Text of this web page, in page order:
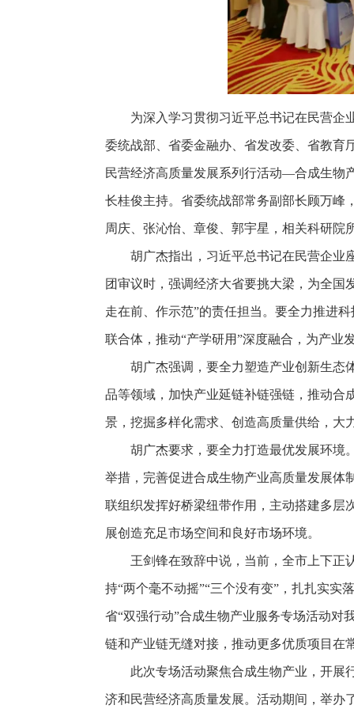
为深入学习贯彻习近平总书记在民营企
委统战部、省委金融办、省发改委、省教育
民营经济高质量发展系列行活动—合成生物
长桂俊主持。省委统战部常务副部长顾万峰
周庆、张沁怡、章俊、郭宇星，相关科研院
胡广杰指出，习近平总书记在民营企业
团审议时，强调经济大省要挑大梁，为全国
走在前、作示范”的责任担当。要全力推进
联合体，推动“产学研用”深度融合，为产业
胡广杰强调，要全力塑造产业创新生态
品等领域，加快产业延链补链强链，推动合
景，挖掘多样化需求、创造高质量供给，
胡广杰要求，要全力打造最优发展环境
举措，完善促进合成生物产业高质量发展体
联组织发挥好桥梁纽带作用，主动搭建多层
展创造充足市场空间和良好市场环境。
王剑锋在致辞中说，当前，全市上下正
持“两个毫不动摇”“三个没有变”，扎扎实
省“双强行动”合成生物产业服务专场活动对
链和产业链无缝对接，推动更多优质项目在
此次专场活动聚焦合成生物产业，开展
济和民营经济高质量发展。活动期间，举办